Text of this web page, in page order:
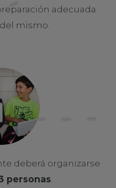
adecuada
mismo.
deberá organizarse
personas